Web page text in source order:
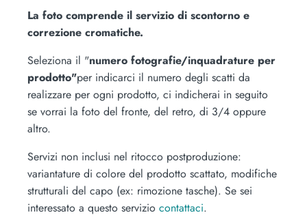
La foto comprende il servizio di scontorno e
correzione cromatiche.
Seleziona il "numero fotografie/inquadrature per
prodotto"per indicarci il numero degli scatti da
realizzare per ogni prodotto, ci indicherai in seguito
se vorrai la foto del fronte, del retro, di 3/4 oppure
altro.
Servizi non inclusi nel ritocco postproduzione:
variantature di colore del prodotto scattato, modifiche
strutturali del capo (ex: rimozione tasche). Se sei
interessato a questo servizio contattaci.